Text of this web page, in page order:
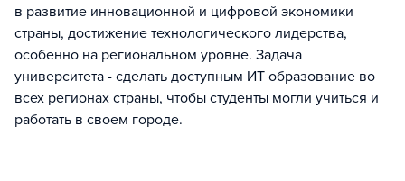
в развитие инновационной и цифровой экономики
страны, достижение технологического лидерства,
особенно на региональном уровне. Задача
университета - сделать доступным ИТ образование во
всех регионах страны, чтобы студенты могли учиться и
работать в своем городе.